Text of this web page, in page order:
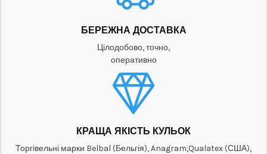
БЕРЕЖНА ДОСТАВКА
Цілодобово, точно,
оперативно
КРАЩА ЯКІСТЬ КУЛЬОК
Торгівельні марки Belbal (Бельгія), Anagram,Qualatex (США),